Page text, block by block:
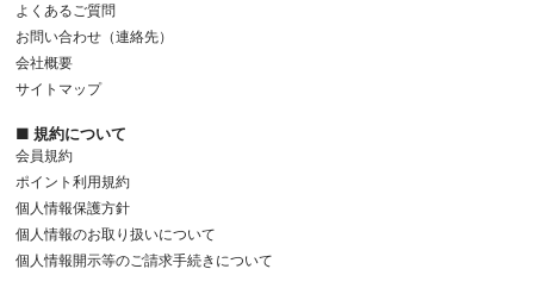
よくあるご質問
お問い合わせ（連絡先）
会社概要
サイトマップ
■ 規約について
会員規約
ポイント利用規約
個人情報保護方針
個人情報のお取り扱いについて
個人情報開示等のご請求手続きについて